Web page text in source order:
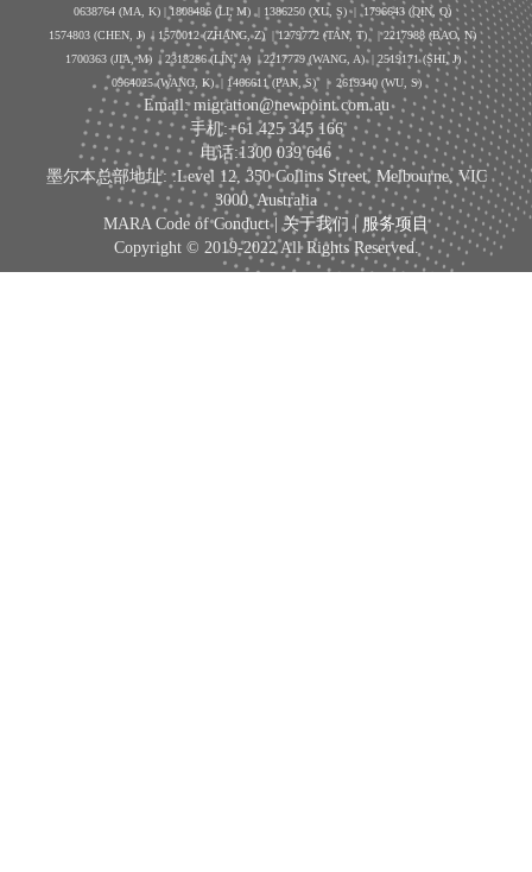
0638764 (MA, K) |1808486 (LI, M) | 1386250 (XU, S)| 1796643 (QIN, Q)
1574803 (CHEN, J) | 1570012 (ZHANG, Z) | 1279772 (TAN, T) | 2217988 (BAO, N)
1700363 (JIA, M) | 2318286 (LIN, A) | 2217779 (WANG, A) | 2519171 (SHI, J)
0964025 (WANG, K) | 1466611 (PAN, S)| 2619340 (WU, S)
Email: migration@newpoint.com.au
手机:+61 425 345 166
电话:1300 039 646
墨尔本总部地址: :Level 12, 350 Collins Street, Melbourne, VIC
3000, Australia
MARA Code of Conduct |关于我们 | 服务项目
Copyright © 2019-2022 All Rights Reserved.